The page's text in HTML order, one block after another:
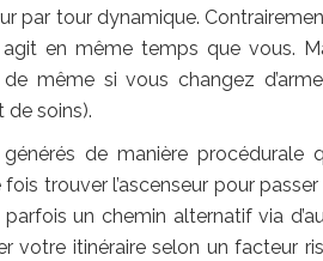
par tour dynamique.
en même temps que vous.
même si vous changez
de soins).
de manière procédurale
trouver l’ascenseur pour
un chemin alternatif via
votre itinéraire selon un facteur